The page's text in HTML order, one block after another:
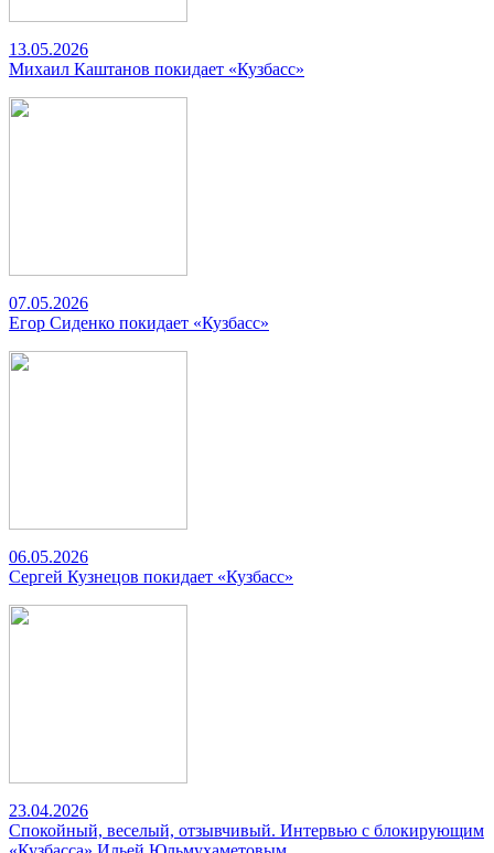
13.05.2026
Михаил Каштанов покидает «Кузбасс»
07.05.2026
Егор Сиденко покидает «Кузбасс»
06.05.2026
Сергей Кузнецов покидает «Кузбасс»
23.04.2026
Спокойный, веселый, отзывчивый. Интервью с блокирующим